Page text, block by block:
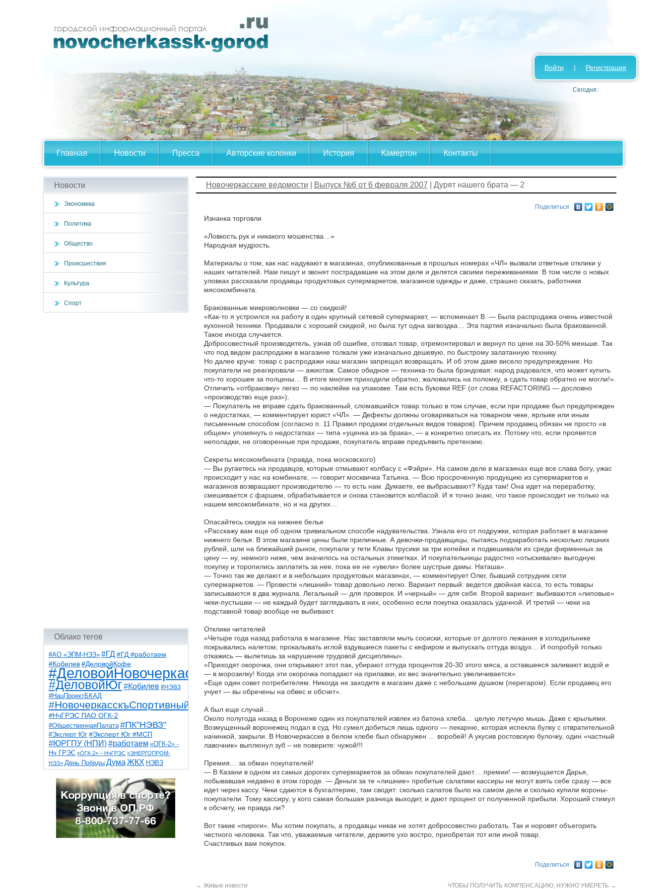
Главная Новости Пресса Авторские колонки История Камертон Контакты
Войти | Регистрация
Сегодня:
Новости
Экономика
Политика
Общество
Происшествия
Культура
Спорт
Облако тегов
#АО «ЭПМ-НЭЗ» #ГД #ГД #работаем
#Кобилев #ДеловойКофе
#ДеловойНовочеркасск
#ДеловойЮг#Кобилев #НЭВЗ
#НацПроектБКАД
#НовочеркасскъСпортивный
#НчГРЭС ПАО ОГК-2
#ОбщественнаяПалата #ПК"НЭВЗ"
#Эксперт Юг #Эксперт Юг #МСП
#ЮРГПУ (НПИ)#работаем «ОГК-2» -
Нч ГРЭС «ОГК-2» – НчГРЭС «ЭНЕРГОПРОМ-
НЭЗ» День Победы Дума ЖКХ НЭВЗ
НчГРЭС ТНТ
благоустройствоветераны выборы
детидороги казаки коррупция космос
общественная палата парк пожар роща
спорт театр транспорт художники
Новочеркасские ведомости Выпуск №6 от 6 февраля 2007 | Дурят нашего брата — 2
Поделиться
Изнанка торговли
«Ловкость рук и никакого мошенства…»
Народная мудрость.
Материалы о том, как нас надувают в магазинах, опубликованные в прошлых номерах «ЧЛ» вызвали ответные отклики у
наших читателей. Нам пишут и звонят пострадавшие на этом деле и делятся своими переживаниями. В том числе о новых
уловках рассказали продавцы продуктовых супермаркетов, магазинов одежды и даже, страшно сказать, работники
мясокомбината.
Бракованные микроволновки — со скидкой!
«Как-то я устроился на работу в один крупный сетевой супермаркет, — вспоминает В. — Была распродажа очень известной
кухонной техники. Продавали с хорошей скидкой, но была тут одна загвоздка… Эта партия изначально была бракованной.
Такое иногда случается.
Добросовестный производитель, узнав об ошибке, отозвал товар, отремонтировал и вернул по цене на 30-50% меньше. Так
что под видом распродажи в магазине толкали уже изначально дешевую, по быстрому залатанную технику.
Но далее круче: товар с распродажи наш магазин запрещал возвращать. И об этом даже висело предупреждение. Но
покупатели не реагировали — ажиотаж. Самое обидное — техника-то была брэндовая: народ радовался, что может купить
что-то хорошее за полцены… В итоге многие приходили обратно, жаловались на поломку, а сдать товар обратно не могли!».
Отличить «отбраковку» легко — по наклейке на упаковке. Там есть буковки REF (от слова REFACTORING — дословно
«производство еще раз»).
— Покупатель не вправе сдать бракованный, сломавшийся товар только в том случае, если при продаже был предупрежден
о недостатках, — комментирует юрист «ЧЛ». — Дефекты должны оговариваться на товарном чеке, ярлыке или иным
письменным способом (согласно п. 11 Правил продажи отдельных видов товаров). Причем продавец обязан не просто «в
общем» упомянуть о недостатках — типа «уценка из-за брака», — а конкретно описать их. Потому что, если проявятся
неполадки, не оговоренные при продаже, покупатель вправе предъявить претензию.
Секреты мясокомбината (правда, пока московского)
— Вы ругаетесь на продавцов, которые отмывают колбасу с «Фэйри». На самом деле в магазинах еще все слава богу, ужас
происходит у нас на комбинате, — говорит москвичка Татьяна. — Всю просроченную продукцию из супермаркетов и
магазинов возвращают производителю — то есть нам. Думаете, ее выбрасывают? Куда там! Она идет на переработку,
смешивается с фаршем, обрабатывается и снова становится колбасой. И я точно знаю, что такое происходит не только на
нашем мясокомбинате, но и на других…
Опасайтесь скидок на нижнее белье
«Расскажу вам еще об одном тривиальном способе надувательства. Узнала его от подружки, которая работает в магазине
нижнего белья. В этом магазине цены были приличные. А девочки-продавщицы, пытаясь подзаработать несколько лишних
рублей, шли на ближайший рынок, покупали у тети Клавы трусики за три копейки и подвешивали их среди фирменных за
цену — ну, немного ниже, чем значилось на остальных этикетках. И покупательницы радостно «отыскивали» выгодную
покупку и торопились заплатить за нее, пока ее не «увели» более шустрые дамы. Наташа».
— Точно так же делают и в небольших продуктовых магазинах, — комментирует Олег, бывший сотрудник сети
супермаркетов. — Провести «лишний» товар довольно легко. Вариант первый: ведется двойная касса, то есть товары
записываются в два журнала. Легальный — для проверок. И «черный» — для себя. Второй вариант: выбиваются «липовые»
чеки-пустышки — не каждый будет заглядывать в них, особенно если покупка оказалась удачной. И третий — чеки на
подставной товар вообще не выбивают.
Отклики читателей
«Четыре года назад работала в магазине. Нас заставляли мыть сосиски, которые от долгого лежания в холодильнике
покрывались налетом; прокалывать иглой вздувшиеся пакеты с кефиром и выпускать оттуда воздух… И попробуй только
откажись — вылетишь за нарушение трудовой дисциплины».
«Приходят окорочка, они открывают этот пак, убирают оттуда процентов 20-30 этого мяса, а оставшееся заливают водой и
— в морозилку! Когда эти окорочка попадают на прилавки, их вес значительно увеличивается».
«Еще один совет потребителям. Никогда не заходите в магазин даже с небольшим душком (перегаром). Если продавец его
учует — вы обречены на обвес и обсчет».
А был еще случай…
Около полугода назад в Воронеже один из покупателей извлек из батона хлеба… целую летучую мышь. Даже с крыльями.
Возмущенный воронежец подал в суд. Но сумел добиться лишь одного — пекарню, которая испекла булку с отвратительной
начинкой, закрыли. В Новочеркасске в белом хлебе был обнаружен … воробей! А укусив ростовскую булочку, один «частный
лавочник» выплюнул зуб – не поверите: чужой!!!
Премия… за обман покупателей!
— В Казани в одном из самых дорогих супермаркетов за обман покупателей дают… премии! — возмущается Дарья,
побывавшая недавно в этом городе. — Деньги за те «лишние» пробитые салатики кассиры не могут взять себе сразу — все
идет через кассу. Чеки сдаются в бухгалтерию, там сводят: сколько салатов было на самом деле и сколько купили вороны-
покупатели. Тому кассиру, у кого самая большая разница выходит, и дают процент от полученной прибыли. Хороший стимул
к обсчету, не правда ли?
Вот такие «пироги». Мы хотим покупать, а продавцы никак не хотят добросовестно работать. Так и норовят объегорить
честного человека. Так что, уважаемые читатели, держите ухо востро, приобретая тот или иной товар.
Счастливых вам покупок.
Поделиться
← Живые новости ЧТОБЫ ПОЛУЧИТЬ КОМПЕНСАЦИЮ, НУЖНО УМЕРЕТЬ →